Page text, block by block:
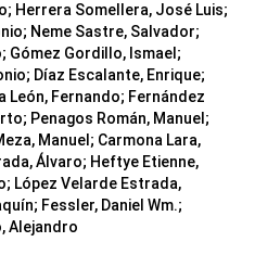
Herrera Somellera, José Luis;
Neme Sastre, Salvador;
Gómez Gordillo, Ismael;
Díaz Escalante, Enrique;
León, Fernando; Fernández
Penagos Román, Manuel;
Manuel; Carmona Lara,
Álvaro; Heftye Etienne,
López Velarde Estrada,
Fessler, Daniel Wm.;
Alejandro